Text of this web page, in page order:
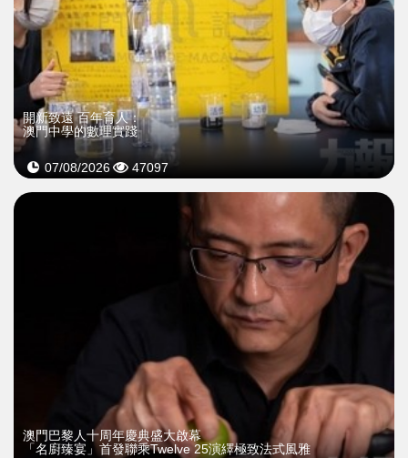
開新致遠 百年育人：
澳門中學的數理實踐
07/08/2026 47097
澳門巴黎人十周年慶典盛大啟幕
「名廚臻宴」首發聯乘Twelve 25演繹極致法式風雅